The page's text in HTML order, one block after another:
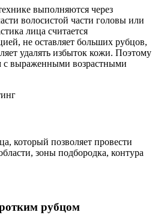
выполняются через
волосистой части головы или
лица считается
не оставляет больших рубцов,
удалять избыток кожи. Поэтому
с выраженными возрастными
который позволяет провести
зоны подбородка, контура
рубцом